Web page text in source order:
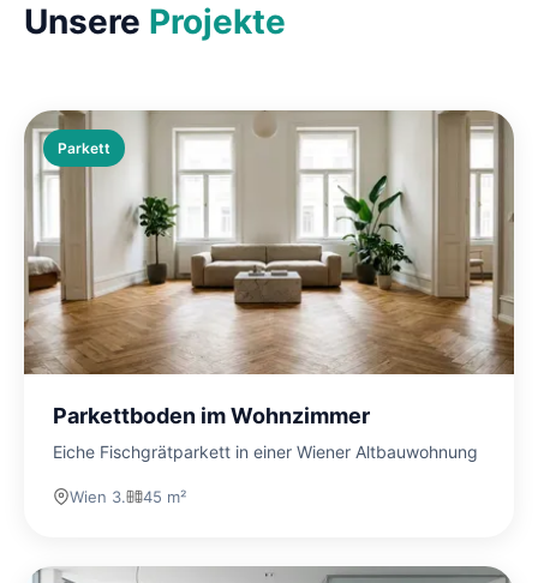
Unsere Projekte
Parkett
Parkettboden im Wohnzimmer
Eiche Fischgrätparkett in einer Wiener Altbauwohnung
Wien 3. 45 m²